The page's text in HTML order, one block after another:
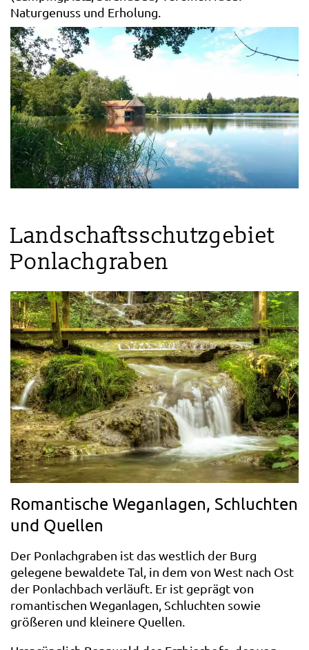
Naturgenuss und Erholung.
Landschaftsschutzgebiet
Ponlachgraben
Romantische Weganlagen, Schluchten
und Quellen
Der Ponlachgraben ist das westlich der Burg
gelegene bewaldete Tal, in dem von West nach Ost
der Ponlachbach verläuft. Er ist geprägt von
romantischen Weganlagen, Schluchten sowie
größeren und kleinere Quellen.